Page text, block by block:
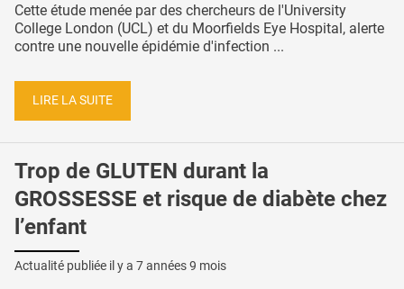
Cette étude menée par des chercheurs de l'University
College London (UCL) et du Moorfields Eye Hospital, alerte
contre une nouvelle épidémie d'infection ...
LIRE LA SUITE
Trop de GLUTEN durant la
GROSSESSE et risque de diabète chez
l’enfant
Actualité publiée il y a 7 années 9 mois